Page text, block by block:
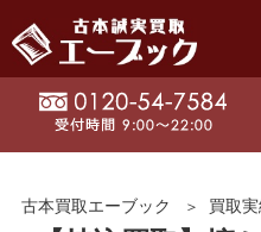
古本買取エーブック 買取